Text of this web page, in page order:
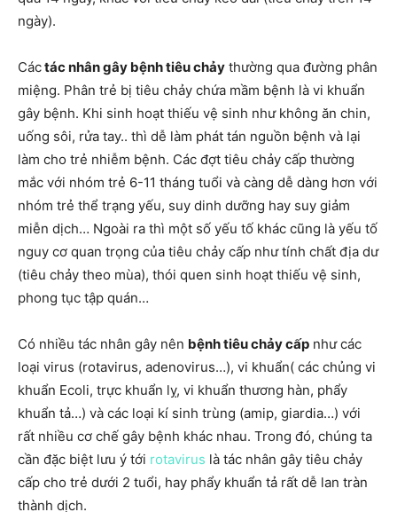
ngày).
Cáctác nhân gây bệnh tiêu chảy thường qua đường phân
miệng. Phân trẻ bị tiêu chảy chứa mầm bệnh là vi khuẩn
gây bệnh. Khi sinh hoạt thiếu vệ sinh như không ăn chin,
uống sôi, rửa tay.. thì dễ làm phát tán nguồn bệnh và lại
làm cho trẻ nhiễm bệnh. Các đợt tiêu chảy cấp thường
mắc với nhóm trẻ 6-11 tháng tuổi và càng dễ dàng hơn với
nhóm trẻ thể trạng yếu, suy dinh dưỡng hay suy giảm
miễn dịch… Ngoài ra thì một số yếu tố khác cũng là yếu tố
nguy cơ quan trọng của tiêu chảy cấp như tính chất địa dư
(tiêu chảy theo mùa), thói quen sinh hoạt thiếu vệ sinh,
phong tục tập quán…
Có nhiều tác nhân gây nên bệnh tiêu chảy cấp như các
loại virus (rotavirus, adenovirus…), vi khuẩn( các chủng vi
khuẩn Ecoli, trực khuẩn lỵ, vi khuẩn thương hàn, phẩy
khuẩn tả…) và các loại kí sinh trùng (amip, giardia…) với
rất nhiều cơ chế gây bệnh khác nhau. Trong đó, chúng ta
cần đặc biệt lưu ý tới rotavirus là tác nhân gây tiêu chảy
cấp cho trẻ dưới 2 tuổi, hay phẩy khuẩn tả rất dễ lan tràn
thành dịch.